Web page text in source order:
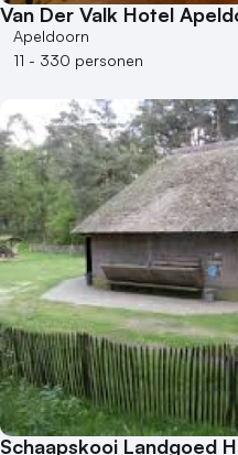
Van Der Valk Hotel
Apeldoorn
11 - 330 personen
Schaapskooi Landgoed